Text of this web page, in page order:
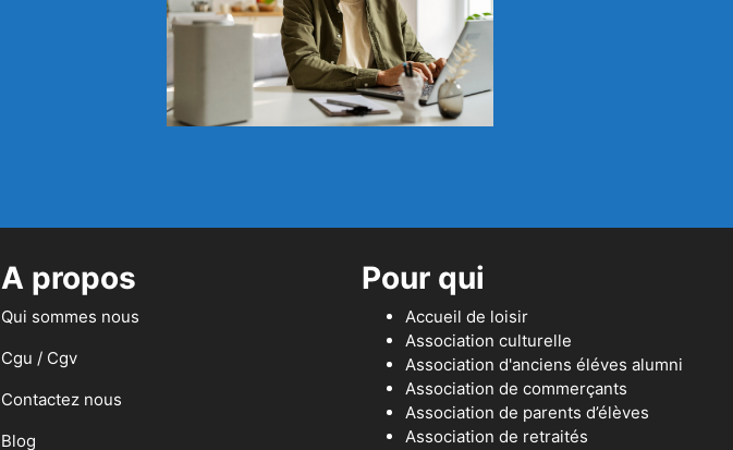
A propos
Qui sommes nous
Cgu / Cgv
Contactez nous
Blog
Pour qui
Accueil de loisir
Association culturelle
Association d'anciens éléves alumni
Association de commerçants
Association de parents d’élèves
Association de retraités